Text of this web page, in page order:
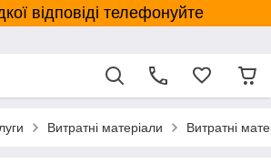
відповіді телефонуйте
Витратні матеріали Витратні